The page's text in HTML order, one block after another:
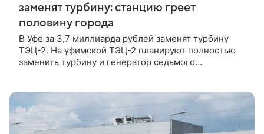
заменят турбину: станцию греет
половину города
В Уфе за 3,7 миллиарда рублей заменят турбину
ТЭЦ-2. На уфимской ТЭЦ-2 планируют полностью
заменить турбину и генератор седьмого
Башкирской генерирующей компании Тимофей
Дубровский на совещании «Инвестиционный час» в
правительстве Башкирии.